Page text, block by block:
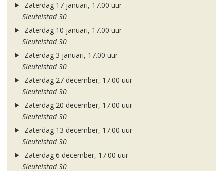
Zaterdag 17 januari, 17.00 uur
Sleutelstad 30
Zaterdag 10 januari, 17.00 uur
Sleutelstad 30
Zaterdag 3 januari, 17.00 uur
Sleutelstad 30
Zaterdag 27 december, 17.00 uur
Sleutelstad 30
Zaterdag 20 december, 17.00 uur
Sleutelstad 30
Zaterdag 13 december, 17.00 uur
Sleutelstad 30
Zaterdag 6 december, 17.00 uur
Sleutelstad 30